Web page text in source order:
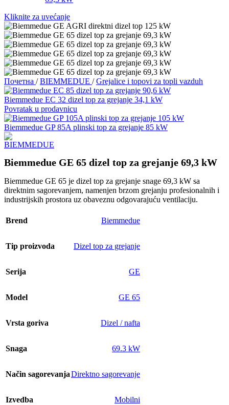
Kliknite za uvećanje
Почетна / BIEMMEDUE / Grejalice i topovi za topli vazduh
Biemmedue EC 32 dizel top za grejanje 34,1 kW
Povratak u prodavnicu
Biemmedue GP 85A plinski top za grejanje 85 kW
Biemmedue GE 65 dizel top za grejanje 69,3 kW
Biemmedue GE 65 je dizel top za grejanje snage 69,3 kW sa
direktnim sagorevanjem, namenjen brzom grejanju profesionalnih i
industrijskih prostora uz obaveznu odgovarajuću ventilaciju.
Brend Biemmedue
Tip proizvoda Dizel top za grejanje
Serija GE
Model GE 65
Vrsta goriva Dizel / nafta
Snaga 69.3 kW
Način sagorevanjaDirektno sagorevanje
Izvedba Mobilni